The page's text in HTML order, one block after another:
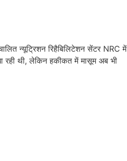
न्यूट्रिशन रिहैबिलिटेशन सेंटर NRC में
रही थी, लेकिन हकीकत में मासूम अब भी